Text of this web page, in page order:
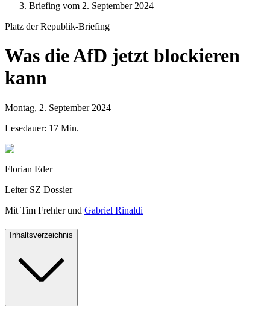
Briefing vom 2. September 2024
Platz der Republik-Briefing
Was die AfD jetzt blockieren
kann
Montag, 2. September 2024
Lesedauer: 17 Min.
Florian Eder
Leiter SZ Dossier
Mit Tim Frehlerund Gabriel Rinaldi
Inhaltsverzeichnis